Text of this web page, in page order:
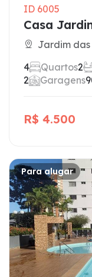
ID 6005
Casa
Jardim das
4
Quartos2
2
Garagens
R$ 4.500
Para alugar